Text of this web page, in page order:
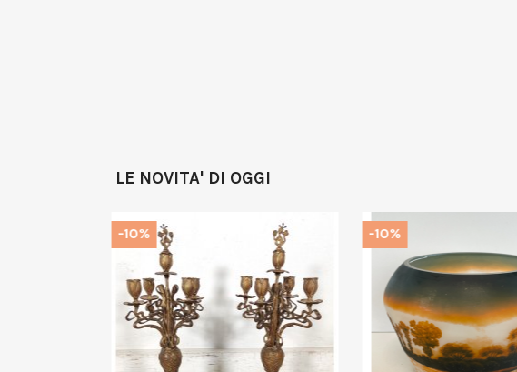
LE NOVITA' DI OGGI
-10% -10%